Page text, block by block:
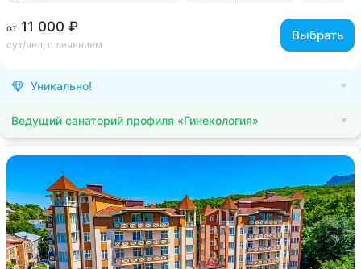
от 11 000 ₽
сут/чел, с лечением
Выбрать
Уникально!
Ведущий санаторий профиля «Гинекология»